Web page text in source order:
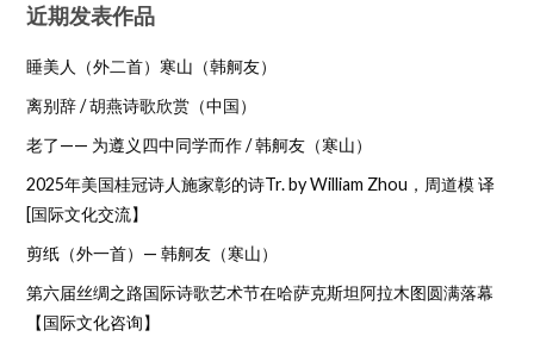
近期发表作品
睡美人（外二首）寒山（韩舸友）
离别辞 / 胡燕诗歌欣赏（中国）
老了—— 为遵义四中同学而作 / 韩舸友（寒山）
2025年美国桂冠诗人施家彰的诗Tr. by William Zhou，周道模 译
[国际文化交流】
剪纸（外一首）— 韩舸友（寒山）
第六届丝绸之路国际诗歌艺术节在哈萨克斯坦阿拉木图圆满落幕
【国际文化咨询】